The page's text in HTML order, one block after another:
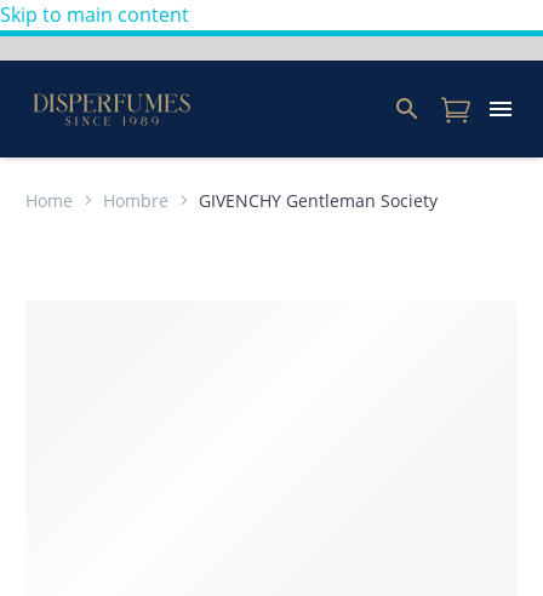
Skip to main content
Home Hombre GIVENCHY Gentleman Society